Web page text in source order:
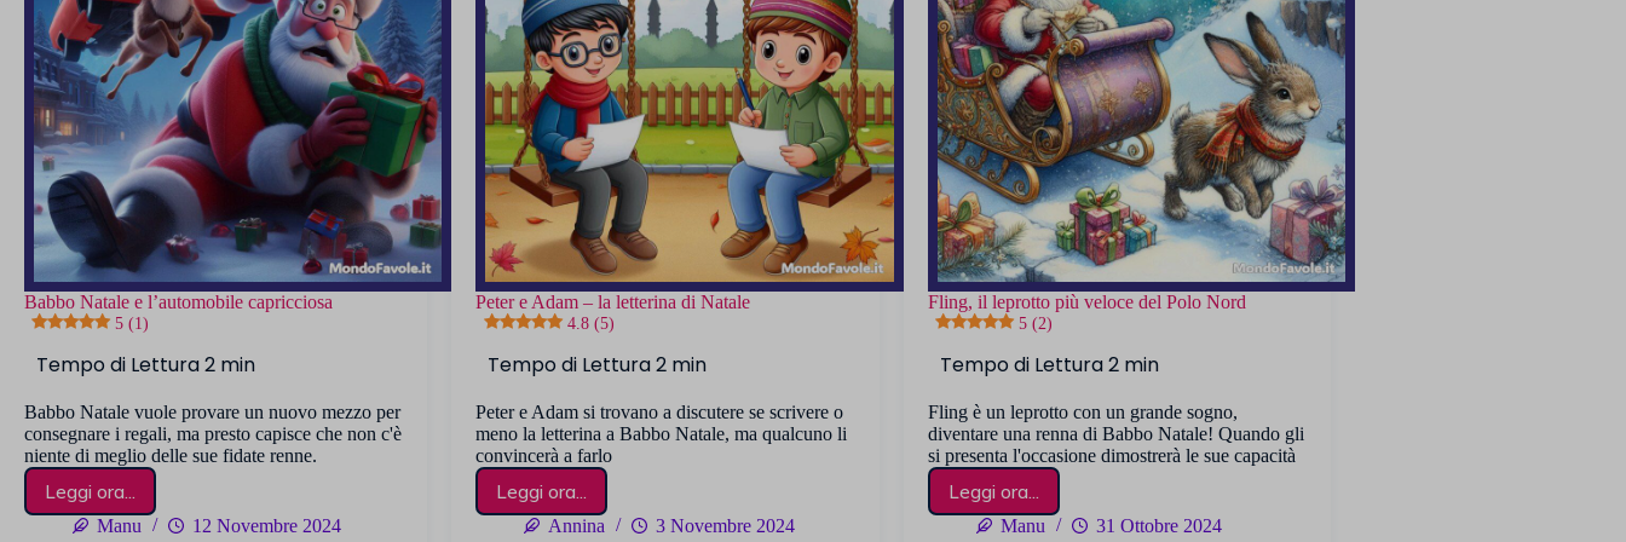
Babbo Natale e l’automobile capricciosa
5 (1)
Babbo Natale vuole provare un nuovo mezzo per
consegnare i regali, ma presto capisce che non c'è
niente di meglio delle sue fidate renne.
Leggi ora...
Babbo
Natale
Manu 12 Novembre 2024
Peter e Adam – la letterina di Natale
4.8 (5)
Peter e Adam si trovano a discutere se scrivere o
meno la letterina a Babbo Natale, ma qualcuno li
convincerà a farlo
Leggi ora...
Peter
eAnnina 3 Novembre 2024
Fling, il leprotto più veloce del Polo Nord
5 (2)
Fling è un leprotto con un grande sogno,
diventare una renna di Babbo Natale! Quando gli
si presenta l'occasione dimostrerà le sue capacità
Leggi ora...
Fling,
il Manu 31 Ottobre 2024